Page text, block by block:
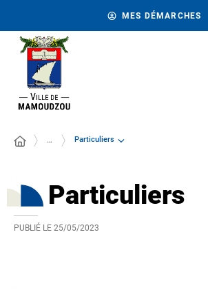
MES DÉMARCHES
… Particuliers
Particuliers
PUBLIÉ LE 25/05/2023